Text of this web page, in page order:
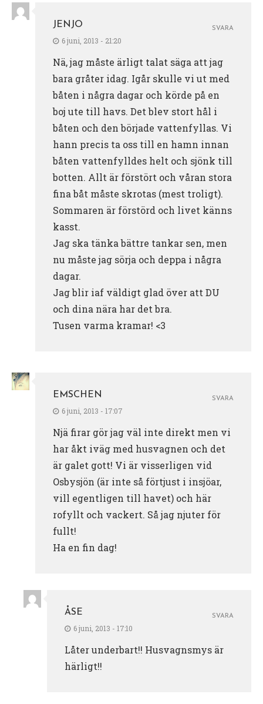
JENJO
6 juni, 2013 - 21:20
Nä, jag måste ärligt talat säga att jag
bara gråter idag. Igår skulle vi ut med
båten i några dagar och körde på en
boj ute till havs. Det blev stort hål i
båten och den började vattenfyllas. Vi
hann precis ta oss till en hamn innan
båten vattenfylldes helt och sjönk till
botten. Allt är förstört och våran stora
fina båt måste skrotas (mest troligt).
Sommaren är förstörd och livet känns
kasst.
Jag ska tänka bättre tankar sen, men
nu måste jag sörja och deppa i några
dagar.
Jag blir iaf väldigt glad över att DU
och dina nära har det bra.
Tusen varma kramar! <3
SVARA
EMSCHEN
6 juni, 2013 - 17:07
Njä firar gör jag väl inte direkt men vi
har åkt iväg med husvagnen och det
är galet gott! Vi är visserligen vid
Osbysjön (är inte så förtjust i insjöar,
vill egentligen till havet) och här
rofyllt och vackert. Så jag njuter för
fullt!
Ha en fin dag!
SVARA
ÅSE
6 juni, 2013 - 17:10
Låter underbart!! Husvagnsmys är
härligt!!
SVARA